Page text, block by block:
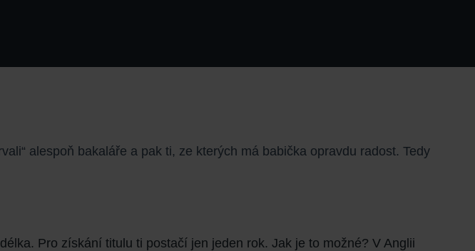
alespoň bakaláře a pak ti, ze kterých má babička opravdu radost. Tedy
Pro získání titulu ti postačí jen jeden rok. Jak je to možné? V Anglii